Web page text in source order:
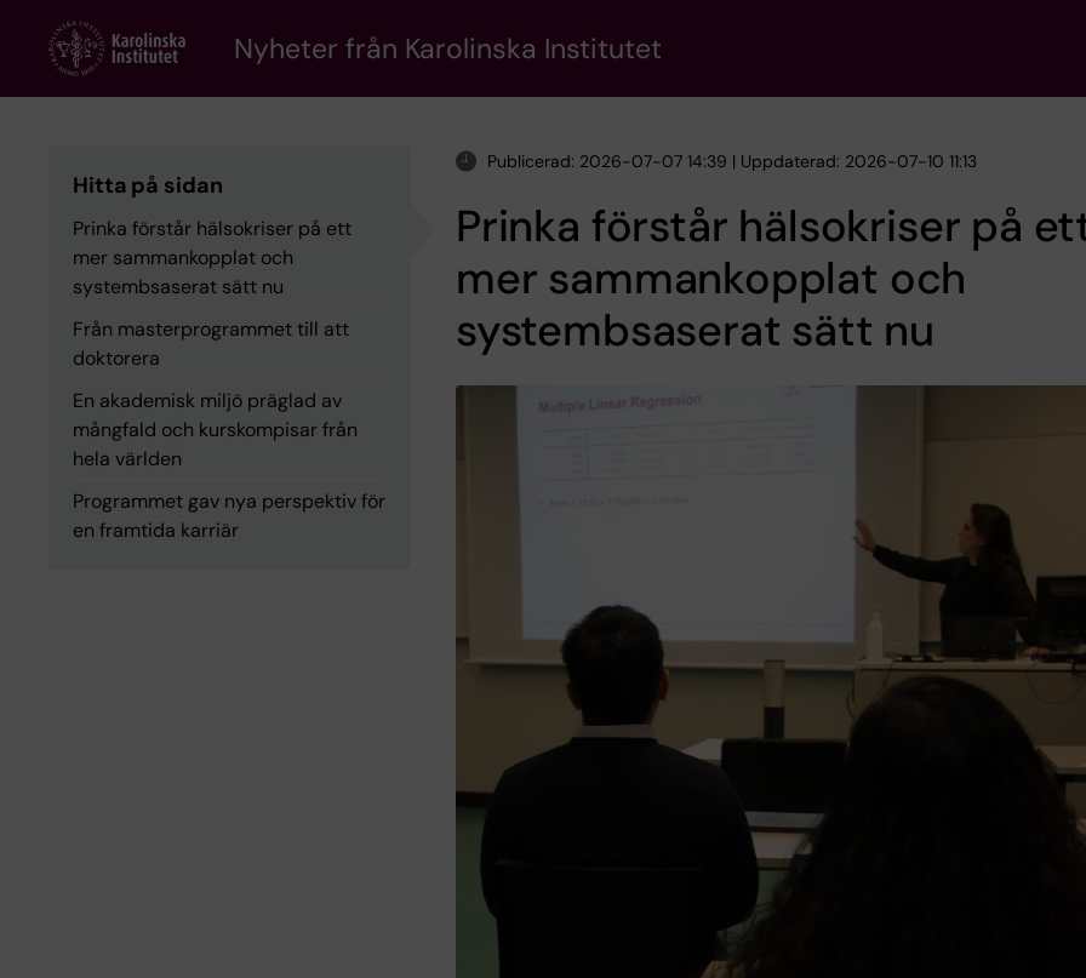
content
Nyheter från Karolinska Institutet
Hitta på sidan
Prinka förstår hälsokriser på ett
mer sammankopplat och
systembsaserat sätt nu
Från masterprogrammet till att
doktorera
En akademisk miljö präglad av
mångfald och kurskompisar från
hela världen
Programmet gav nya perspektiv för
en framtida karriär
Publicerad: 2026-07-07 14:39 | Uppdaterad: 2026-07-10 11:13
Prinka förstår hälsokriser på
mer sammankopplat och
systembsaserat sätt nu